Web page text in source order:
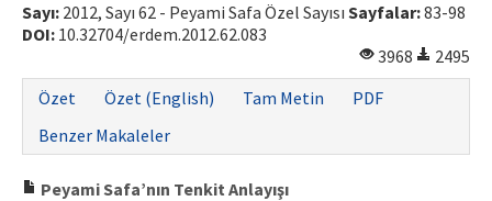
Sayı: 2012, Sayı 62 - Peyami Safa Özel Sayısı Sayfalar:83-98
DOI: 10.32704/erdem.2012.62.083
3968
2495
Özet
Özet (English) Tam Metin
PDF
Benzer Makaleler
Peyami Safa’nın Tenkit Anlayışı